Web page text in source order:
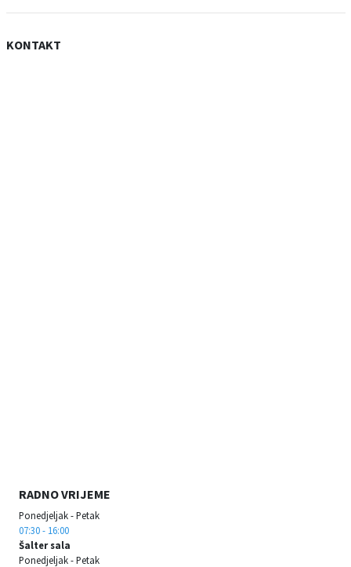
KONTAKT
RADNO VRIJEME
Ponedjeljak - Petak
07:30 - 16:00
Šalter sala
Ponedjeljak - Petak